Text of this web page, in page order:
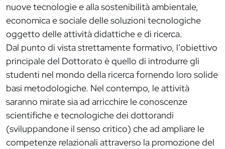
nuove tecnologie e alla sostenibilità ambientale,
economica e sociale delle soluzioni tecnologiche
oggetto delle attività didattiche e di ricerca.
Dal punto di vista strettamente formativo, l’obiettivo
principale del Dottorato è quello di introdurre gli
studenti nel mondo della ricerca fornendo loro solide
basi metodologiche. Nel contempo, le attività
saranno mirate sia ad arricchire le conoscenze
scientifiche e tecnologiche dei dottorandi
(sviluppandone il senso critico) che ad ampliare le
competenze relazionali attraverso la promozione del